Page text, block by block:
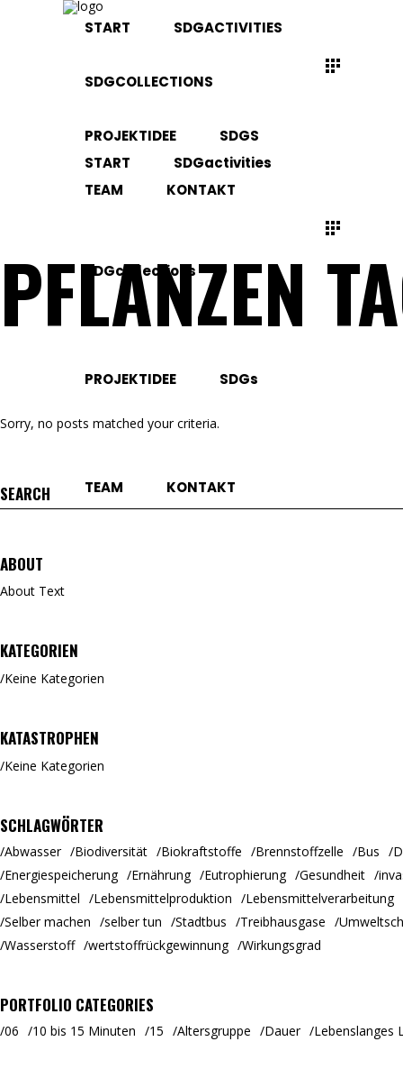
START SDGactivities
SDGcollections
PROJEKTIDEE SDGs
TEAM KONTAKT
START SDGACTIVITIES
SDGCOLLECTIONS
PROJEKTIDEE SDGS
TEAM KONTAKT
PFLANZEN
Sorry, no posts matched your criteria.
Search
for:
ABOUT
About Text
KATEGORIEN
Keine Kategorien
KATASTROPHEN
Keine Kategorien
SCHLAGWÖRTER
Abwasser Biodiversität Biokraftstoffe Brennstoffzelle Bus
Energiespeicherung
Ernährung Eutrophierung Gesundheit
Lebensmittel
Lebensmittelproduktion
Lebensmittelverarbeitung
Selber machen
selber tun Stadtbus Treibhausgase
Wasserstoff
wertstoffrückgewinnung Wirkungsgrad
PORTFOLIO CATEGORIES
06 10 bis 15 Minuten 15 Altersgruppe Dauer Lebenslanges